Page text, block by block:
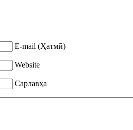
E-mail (Ҳатмӣ)
Website
Сарлавҳа